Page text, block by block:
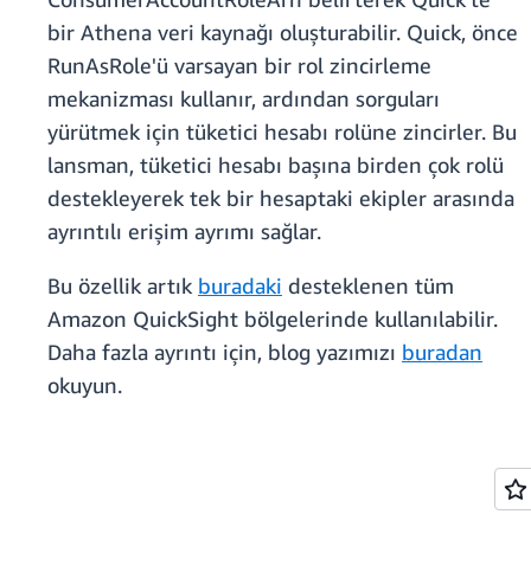
bir Athena veri kaynağı oluşturabilir. Quick, önce
RunAsRole'ü varsayan bir rol zincirleme
mekanizması kullanır, ardından sorguları
yürütmek için tüketici hesabı rolüne zincirler. Bu
lansman, tüketici hesabı başına birden çok rolü
destekleyerek tek bir hesaptaki ekipler arasında
ayrıntılı erişim ayrımı sağlar.
Bu özellik artık buradaki desteklenen tüm
Amazon QuickSight bölgelerinde kullanılabilir.
Daha fazla ayrıntı için, blog yazımızı buradan
okuyun.